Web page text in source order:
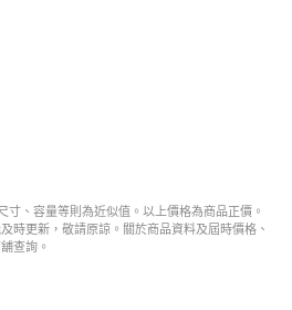
寸、容量等則為近似值。以上價格為商品正價。
時更新，敬請原諒。關於商品資料及屆時價格、
查詢。